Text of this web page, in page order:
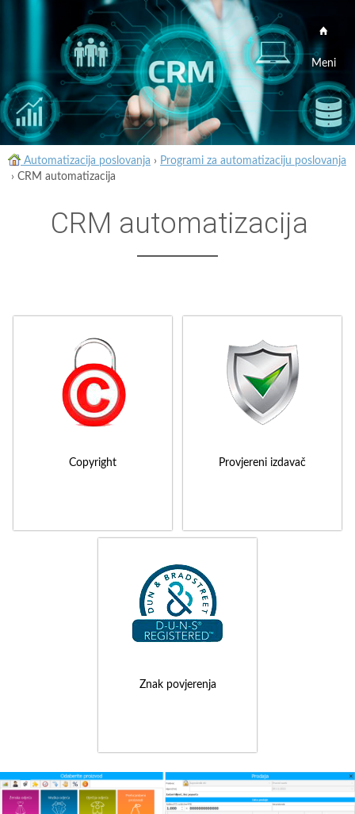
Meni
Automatizacija poslovanja › Programi za automatizaciju poslovanja
› CRM automatizacija
CRM automatizacija
Copyright Provjereni izdavač
Znak povjerenja